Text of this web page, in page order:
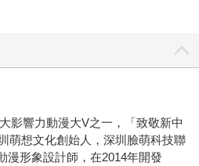
影響力動漫大V之一，「致敬新中
萌想文化創始人，深圳臉萌科技聯
漫形象設計師，在2014年開發